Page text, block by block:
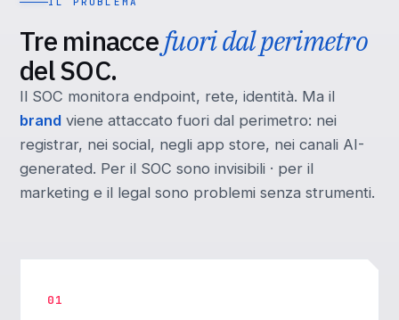
Tre minaccefuori dal perimetro
del SOC.
Il SOC monitora endpoint, rete, identità. Ma il
brand viene attaccato fuori dal perimetro: nei
registrar, nei social, negli app store, nei canali AI-
generated. Per il SOC sono invisibili · per il
marketing e il legal sono problemi senza strumenti.
01